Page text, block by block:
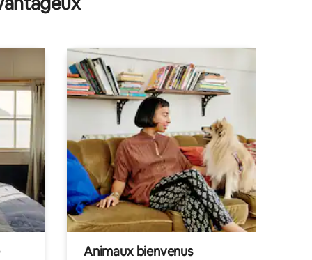
Animaux bienvenus